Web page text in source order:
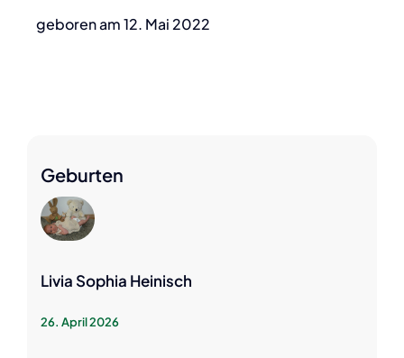
geboren am 12. Mai 2022
Geburten
Livia Sophia Heinisch
26. April 2026